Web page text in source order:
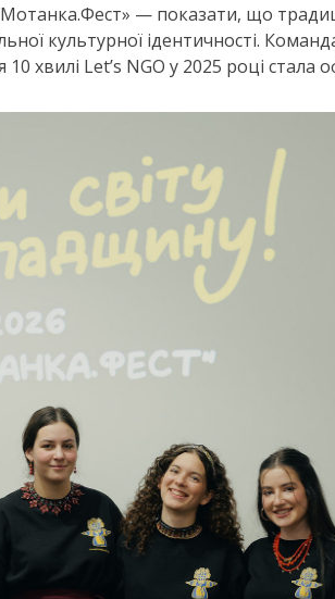
«Мотанка.Фест» — показати, що
культурної ідентичності.
хвилі Let’s NGO у 2025 році стала